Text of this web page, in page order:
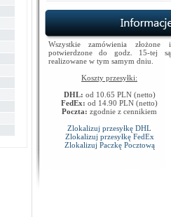
Wszystkie zamówienia złożone i
potwierdzone do godz. 15-tej są
realizowane w tym samym dniu.
Koszty przesyłki:
DHL: od 10.65 PLN (netto)
FedEx: od 14.90 PLN (netto)
Poczta: zgodnie z cennikiem
Zlokalizuj przesyłkę DHL
Zlokalizuj przesyłkę FedEx
Zlokalizuj Paczkę Pocztową